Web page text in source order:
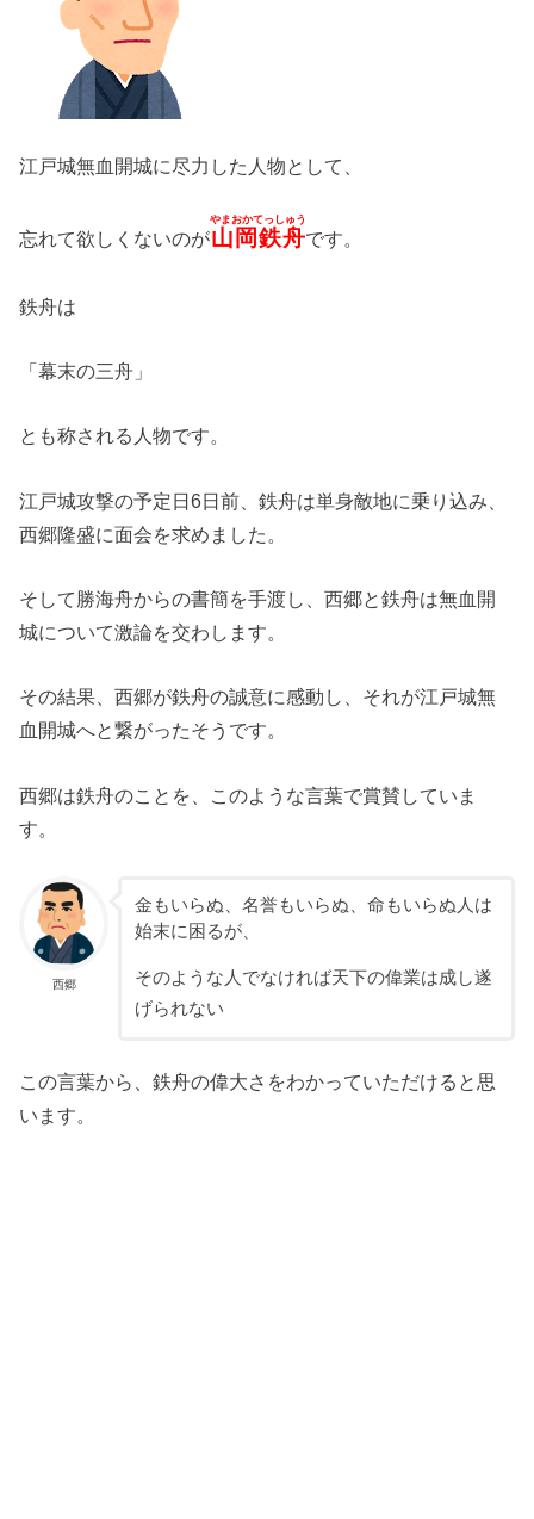
江戸城無血開城に尽力した人物として、
忘れて欲しくないのが山岡鉄舟
やまおかてっしゅう
です。
鉄舟は
「幕末の三舟」
とも称される人物です。
江戸城攻撃の予定日6日前、鉄舟は単身敵地に乗り込み、
西郷隆盛に面会を求めました。
そして勝海舟からの書簡を手渡し、西郷と鉄舟は無血開
城について激論を交わします。
その結果、西郷が鉄舟の誠意に感動し、それが江戸城無
血開城へと繋がったそうです。
西郷は鉄舟のことを、このような言葉で賞賛していま
す。
西郷
金もいらぬ、名誉もいらぬ、命もいらぬ人は
始末に困るが、
そのような人でなければ天下の偉業は成し遂
げられない
この言葉から、鉄舟の偉大さをわかっていただけると思
います。